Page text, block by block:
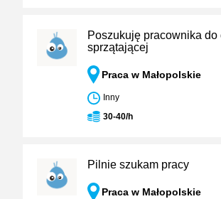
Poszukuję pracownika do
sprzątającej
Praca w Małopolskie
Inny
30-40/h
Pilnie szukam pracy
Praca w Małopolskie